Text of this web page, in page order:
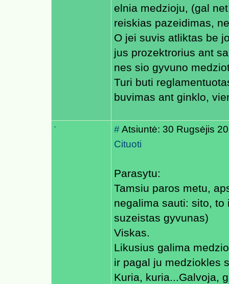
elnia medzioju, (gal
reiskias pazeidimas,
O jei suvis atliktas be
jus prozektrorius ant
nes sio gyvuno
Turi buti
buvimas ant ginklo,
. #Atsiuntė: 30 Rugsėjis
Cituoti
Parasytu:
Tamsiu paros metu,
negalima sauti: sito,
suzeistas gyvunas)
Viskas.
Likusius galima
ir pagal ju medziokles
Kuria, kuria...Galvoja,